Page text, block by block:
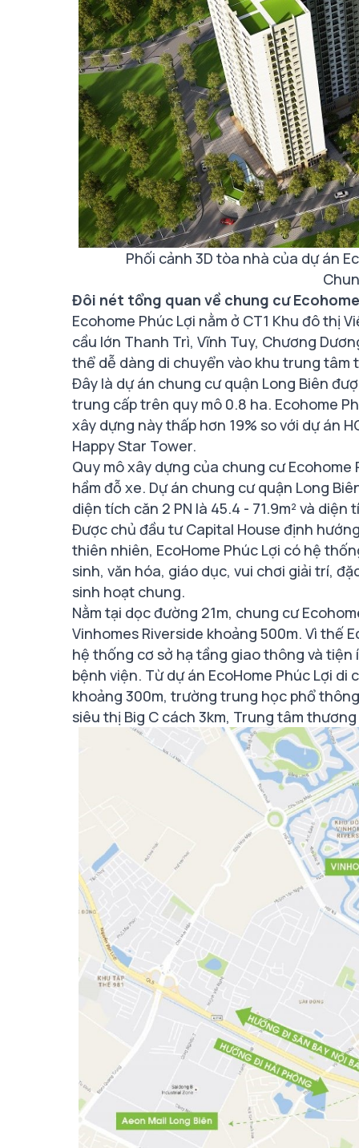
Phối cảnh 3D tòa nhà của dự án
Đôi nét tổng quan về chung cư
Ecohome Phúc Lợi nằm ở CT1 Khu đô thị
cầu lớn Thanh Trì, Vĩnh Tuy, Chương
thể dễ dàng di chuyển vào khu trung tâm
Đây là dự án chung cư quận Long Biên
trung cấp trên quy mô 0.8 ha. Ecohome
xây dựng này thấp hơn 19% so với dự án
Happy Star Tower.
Quy mô xây dựng của chung cư
hầm đỗ xe. Dự án chung cư quận Long
diện tích căn 2 PN là 45.4 - 71.9m² và diện
Được chủ đầu tư Capital House định
thiên nhiên, EcoHome Phúc Lợi có hệ
sinh, văn hóa, giáo dục, vui chơi giải trí,
sinh hoạt chung.
Nằm tại dọc đường 21m, chung cư
Vinhomes Riverside khoảng 500m. Vì thế
hệ thống cơ sở hạ tầng giao thông và
bệnh viện. Từ dự án EcoHome Phúc Lợi
khoảng 300m, trường trung học phổ
siêu thị Big C cách 3km, Trung tâm thương